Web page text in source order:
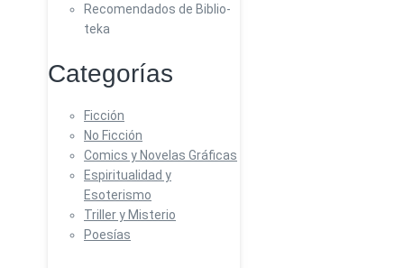
Recomendados de Biblio-
teka
Categorías
Ficción
No Ficción
Comics y Novelas Gráficas
Espiritualidad y
Esoterismo
Triller y Misterio
Poesías